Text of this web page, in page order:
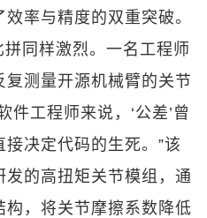
率与精度的双重突破。
同样激烈。一名工程师
测量开源机械臂的关节
件工程师来说，‘公差’曾
决定代码的生死。”该
发的高扭矩关节模组，通
，将关节摩擦系数降低